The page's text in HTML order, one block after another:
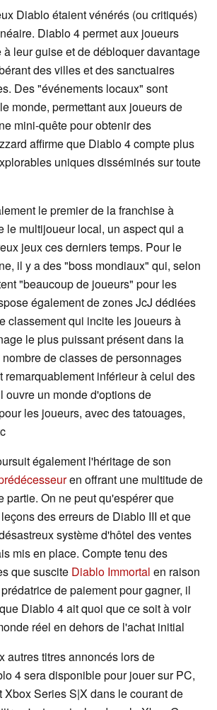
Diablo étaient vénérés (ou critiqués)
Diablo 4 permet aux joueurs
leur guise et de débloquer davantage
des villes et des sanctuaires
Des "événements locaux" sont
monde, permettant aux joueurs de
mini-quête pour obtenir des
affirme que Diablo 4 compte plus
uniques disséminés sur toute
le premier de la franchise à
le multijoueur local, un aspect qui a
jeux ces derniers temps. Pour le
il y a des "boss mondiaux" qui, selon
"beaucoup de joueurs" pour les
également de zones JcJ dédiées
classement qui incite les joueurs à
le plus puissant présent dans la
de classes de personnages
remarquablement inférieur à celui des
ouvre un monde d'options de
les joueurs, avec des tatouages,
également l'héritage de son
en offrant une multitude de
partie. On ne peut qu'espérer que
des erreurs de Diablo III et que
système d'hôtel des ventes
mis en place. Compte tenu des
que suscite Diablo Immortal en raison
de paiement pour gagner, il
Diablo 4 ait quoi que ce soit à voir
réel en dehors de l'achat initial
autres titres annoncés lors de
4 sera disponible pour jouer sur PC,
Xbox Series S|X dans le courant de